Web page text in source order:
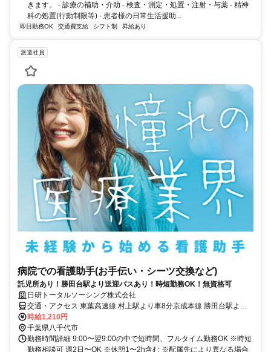
きます。 - 診療の補助・介助 - 検査・測定・処置・注射・与薬 - 精神
科の処置(行動制限等) - 患者様の日常生活援助...
即日勤務OK 交通費支給 シフト制 昇給あり
派遣社員
病院での看護助手(お手伝い・シーツ交換など)
託児所あり！勝田台駅より送迎バスあり！時短勤務OK！無資格可
日研トータルソーシング株式会社
交通・アクセス 東葉高速線 村上駅より車8分京成本線 勝田台駅より
車10分※車通勤OK(駐車場代：1回100円)※勝田台駅より病院送迎バ
スあり(日祝なし)
時給1,210円
千葉県八千代市
勤務時間詳細 9:00〜翌9:00の中で短時間、フルタイム勤務OK ※時短
勤務相談可 週2日〜OK ※休憩1〜2h含む ※配属先により異なる場合